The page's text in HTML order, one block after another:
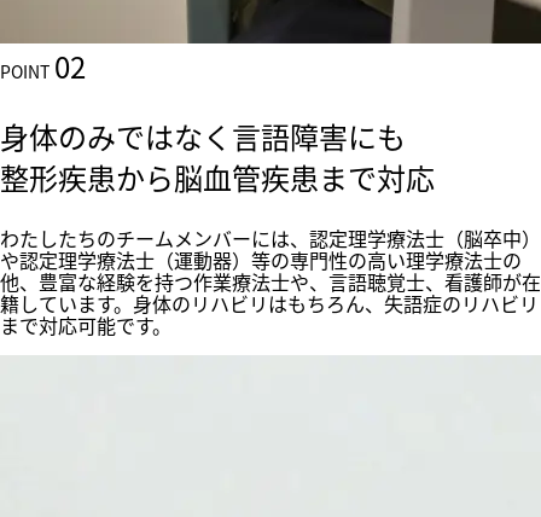
POINT 02
身体のみではなく言語障害にも
整形疾患から脳血管疾患まで対応
わたしたちのチームメンバーには、認定理学療法士（脳卒中）
や認定理学療法士（運動器）等の専門性の高い理学療法士の
他、豊富な経験を持つ作業療法士や、言語聴覚士、看護師が在
籍しています。身体のリハビリはもちろん、失語症のリハビリ
まで対応可能です。